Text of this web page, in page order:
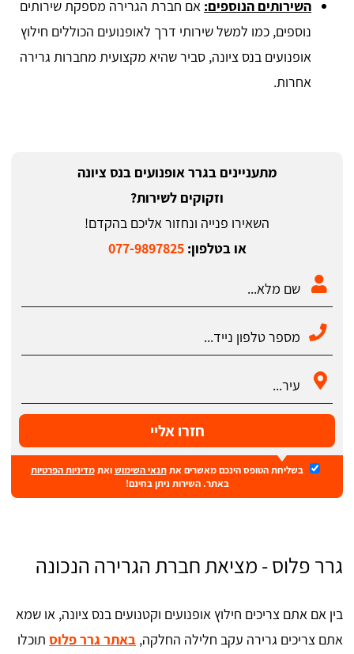
השירותים הנוספים: אם חברת הגרירה מספקת שירותים
נוספים, כמו למשל שירותי דרך לאופנועים הכוללים חילוץ
אופנועים בנס ציונה, סביר שהיא מקצועית מחברות גרירה
אחרות.
מתעניינים בגרר אופנועים בנס ציונה
וזקוקים לשירות?
השאירו פנייה ונחזור אליכם בהקדם!
או בטלפון:077-9897825
חזרו אליי
בשליחת הטופס הינכם מאשרים אתתנאי השימושואתמדיניות הפרטיות
באתר. השירות ניתן בחינם!
גרר פלוס - מציאת חברת הגרירה הנכונה
בין אם אתם צריכים חילוץ אופנועים וקטנועים בנס ציונה, או שמא
אתם צריכים גרירה עקב חלילה החלקה, באתר גרר פלוס תוכלו